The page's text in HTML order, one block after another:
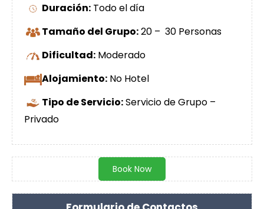
Duración: Todo el día
Tamaño del Grupo:20 – 30 Personas
Dificultad: Moderado
Alojamiento: No Hotel
Tipo de Servicio:Servicio de Grupo –
Privado
Book Now